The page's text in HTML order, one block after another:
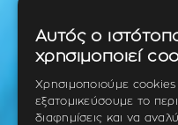
Πυλαία
Τριάδι
Νέο Ρύσιο
Αυτός ο
χρησιμοποιεί
Χρησιμοποιούμε cookies
εξατομικεύσουμε το
διαφημίσεις και να